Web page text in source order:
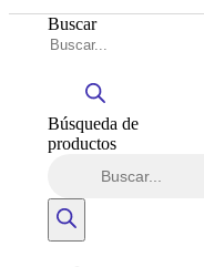
Buscar
Búsqueda de
productos